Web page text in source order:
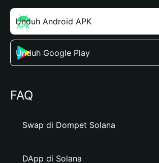
Unduh Android APK
Unduh Google Play
FAQ
Swap di Dompet Solana
DApp di Solana